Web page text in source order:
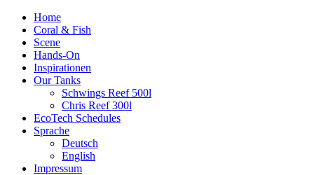
Home
Coral & Fish
Scene
Hands-On
Inspirationen
Our Tanks
Schwings Reef 500l
Chris Reef 300l
EcoTech Schedules
Sprache
Deutsch
English
Impressum